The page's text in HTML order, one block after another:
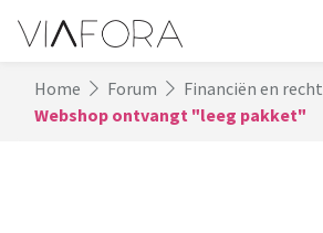
Home Forum
Financiën en recht
Webshop ontvangt "leeg pakket"